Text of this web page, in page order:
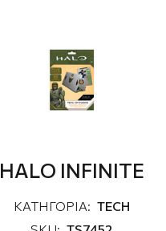
HALO INFINITE
ΚΑΤΗΓΟΡΙΑ: TECH